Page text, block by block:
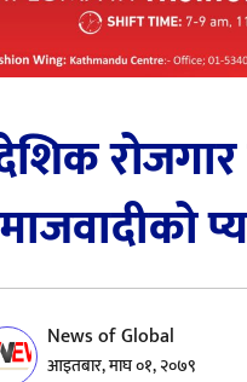
News of Global
आइतबार, माघ ०१, २०७९